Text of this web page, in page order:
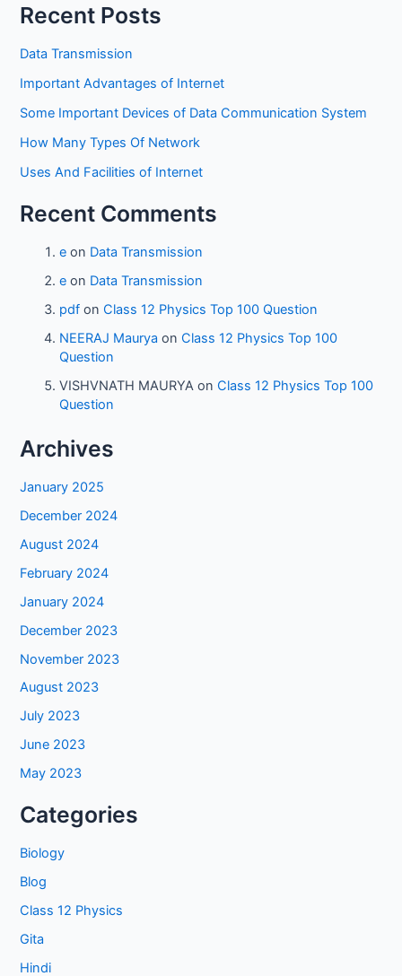
Recent Posts
Data Transmission
Important Advantages of Internet
Some Important Devices of Data Communication System
How Many Types Of Network
Uses And Facilities of Internet
Recent Comments
e on Data Transmission
e on Data Transmission
pdf onClass 12 Physics Top 100 Question
NEERAJ Maurya onClass 12 Physics Top 100
Question
VISHVNATH MAURYA onClass 12 Physics Top 100
Question
Archives
January 2025
December 2024
August 2024
February 2024
January 2024
December 2023
November 2023
August 2023
July 2023
June 2023
May 2023
Categories
Biology
Blog
Class 12 Physics
Gita
Hindi